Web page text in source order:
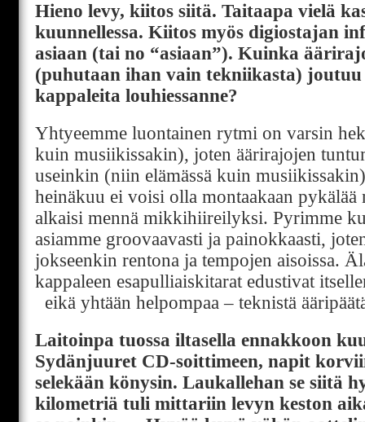
Hieno levy, kiitos siitä. Taitaapa vielä
kuunnellessa. Kiitos myös digiostajan
asiaan (tai no “asiaan”). Kuinka
(puhutaan ihan vain tekniikasta)
kappaleita louhiessanne?
Yhtyeemme luontainen rytmi on varsin
kuin musiikissakin), joten äärirajojen
useinkin (niin elämässä kuin
heinäkuu ei voisi olla montaakaan pykälää
alkaisi mennä mikkihiireilyksi. Pyrimme
asiamme groovaavasti ja painokkaasti,
jokseenkin rentona ja tempojen aisoissa.
kappaleen esapulliaiskitarat edustivat
eikä yhtään helpompaa – teknistä
Laitoinpa tuossa iltasella ennakkoon
Sydänjuuret CD-soittimeen, napit
selekään könysin. Laukallehan se siitä
kilometriä tuli mittariin levyn keston